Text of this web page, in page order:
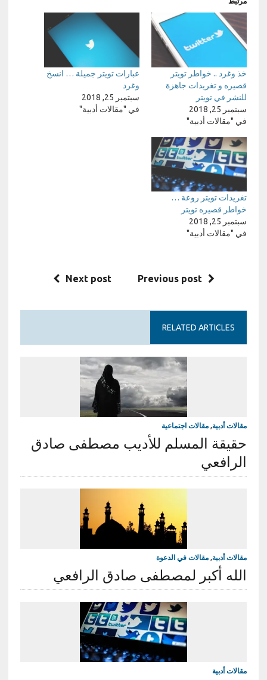
خذ وغرد .. خواطر تويتر
قصيره و تغريدات جاهزة
للنشر في تويتر
سبتمبر 25, 2018
في "مقالات أدبية"
عبارات تويتر جميلة … انسخ
وغرد
سبتمبر 25, 2018
في "مقالات أدبية"
تغريدات تويتر روعة …
خواطر قصيره تويتر
سبتمبر 25, 2018
في "مقالات أدبية"
Previous post
Next post
RELATED ARTICLES
مقالات أدبية, مقالات اجتماعية
حقيقة المسلم للأديب مصطفى صادق
الرافعي
مقالات أدبية, مقالات في الدعوة
الله أكبر لمصطفى صادق الرافعي
مقالات أدبية